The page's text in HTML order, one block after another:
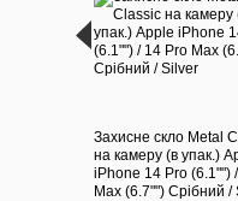
Захисне скло Metal
на камеру (в упак.)
iPhone 14 Pro (6.1"")
Max (6.7"") Срібний /